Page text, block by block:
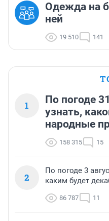
Одежда на
ней
19 510 141
1
По погоде
узнать,
народные
158 315 15
2
По погоде 3
каким будет
86 787 11